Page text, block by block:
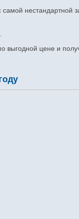
нестандартной
выгодной цене и